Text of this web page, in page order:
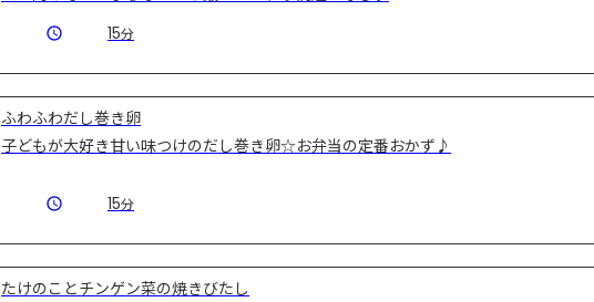
15分
ふわふわだし巻き卵
子どもが大好き甘い味つけのだし巻き卵☆お弁当の定番おかず♪
15分
たけのことチンゲン菜の焼きびたし